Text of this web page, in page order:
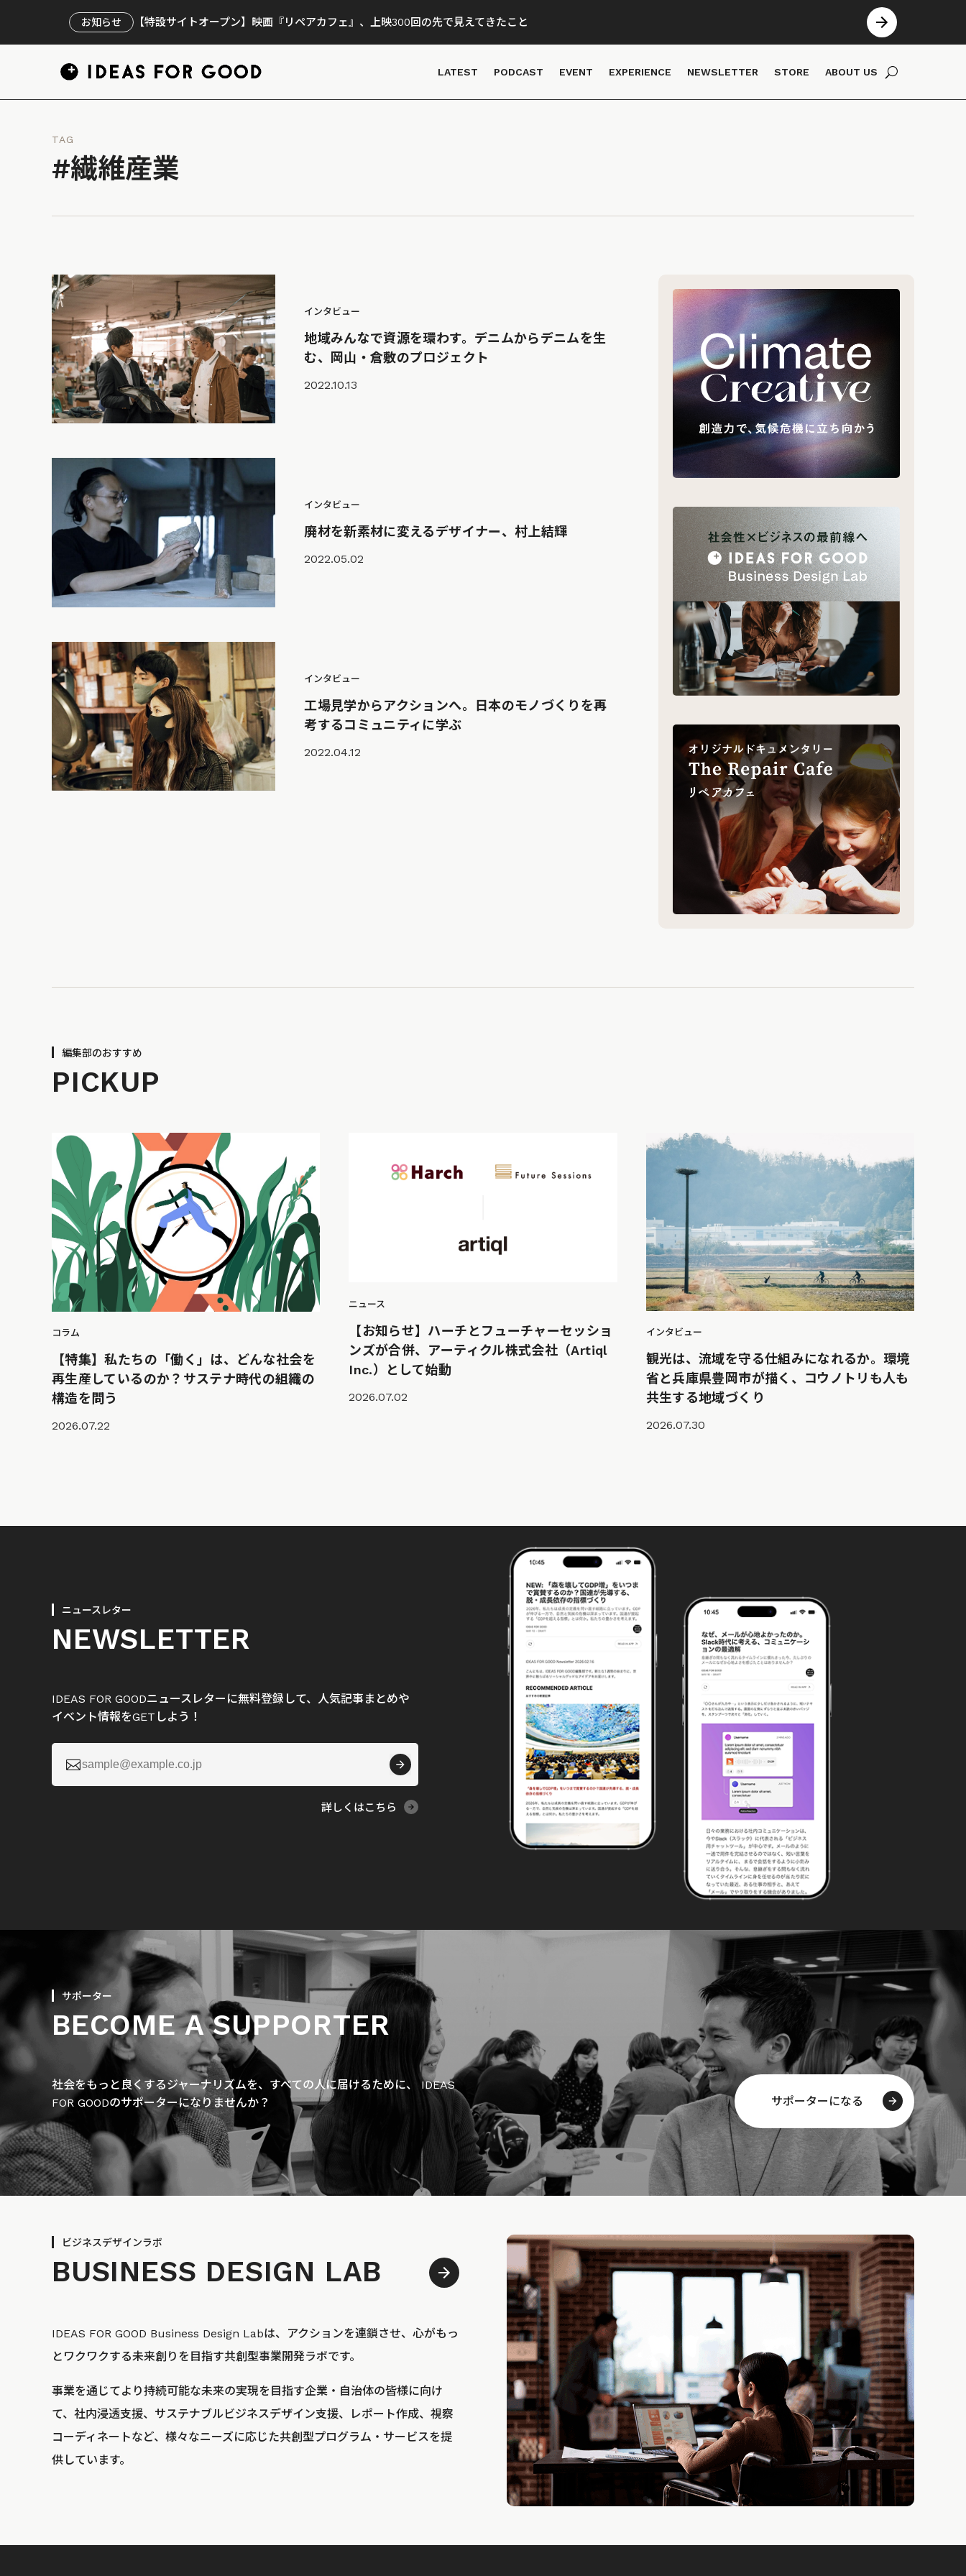
お知らせ 【特設サイトオープン】映画『リペアカフェ』、上映300回の先で見えてきたこと
LATEST PODCAST EVENT EXPERIENCE NEWSLETTER STORE ABOUT US
TAG
#繊維産業
インタビュー
地域みんなで資源を環わす。デニムからデニムを生
む、岡山・倉敷のプロジェクト
2022.10.13
インタビュー
廃材を新素材に変えるデザイナー、村上結輝
2022.05.02
インタビュー
工場見学からアクションへ。日本のモノづくりを再
考するコミュニティに学ぶ
2022.04.12
編集部のおすすめ
PICKUP
コラム
【特集】私たちの「働く」は、どんな社会を
再生産しているのか？サステナ時代の組織の
構造を問う
2026.07.22
ニュース
【お知らせ】ハーチとフューチャーセッショ
ンズが合併、アーティクル株式会社（Artiql
Inc.）として始動
2026.07.02
インタビュー
観光は、流域を守る仕組みになれるか。環境
省と兵庫県豊岡市が描く、コウノトリも人も
共生する地域づくり
2026.07.30
ニュースレター
NEWSLETTER
IDEAS FOR GOODニュースレターに無料登録して、人気記事まとめや
イベント情報をGETしよう！

詳しくはこちら
サポーター
BECOME A SUPPORTER
社会をもっと良くするジャーナリズムを、すべての人に届けるために、 IDEAS
FOR GOODのサポーターになりませんか？
サポーターになる
ビジネスデザインラボ
BUSINESS DESIGN LAB
IDEAS FOR GOOD Business Design Labは、アクションを連鎖させ、心がもっ
とワクワクする未来創りを目指す共創型事業開発ラボです。
事業を通じてより持続可能な未来の実現を目指す企業・自治体の皆様に向け
て、社内浸透支援、サステナブルビジネスデザイン支援、レポート作成、視察
コーディネートなど、様々なニーズに応じた共創型プログラム・サービスを提
供しています。